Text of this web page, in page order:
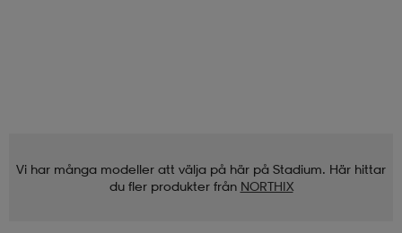
Vi har många modeller att välja på här på Stadium. Här hittar
du fler produkter från NORTHIX